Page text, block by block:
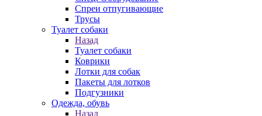
Спреи отпугивающие
Трусы
Туалет собаки
Назад
Туалет собаки
Коврики
Лотки для собак
Пакеты для лотков
Подгузники
Одежда, обувь
Назад